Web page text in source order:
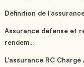
Définition de
Assurance défense et
rendem...
L'assurance RC